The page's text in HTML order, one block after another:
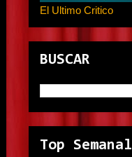
El Ultimo Critico
BUSCAR
Top Semanal